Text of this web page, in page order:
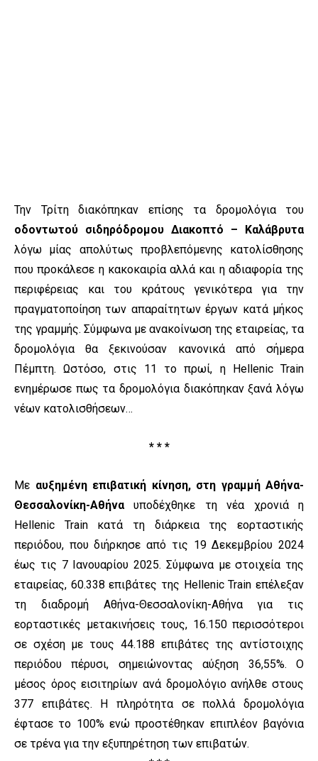
Την Τρίτη διακόπηκαν επίσης τα δρομολόγια του
οδοντωτού σιδηρόδρομου Διακοπτό – Καλάβρυτα
λόγω μίας απολύτως προβλεπόμενης κατολίσθησης
που προκάλεσε η κακοκαιρία αλλά και η αδιαφορία της
περιφέρειας και του κράτους γενικότερα για την
πραγματοποίηση των απαραίτητων έργων κατά μήκος
της γραμμής. Σύμφωνα με ανακοίνωση της εταιρείας, τα
δρομολόγια θα ξεκινούσαν κανονικά από σήμερα
Πέμπτη. Ωστόσο, στις 11 το πρωί, η Hellenic Train
ενημέρωσε πως τα δρομολόγια διακόπηκαν ξανά λόγω
νέων κατολισθήσεων…
* * *
Με αυξημένη επιβατική κίνηση, στη γραμμή Αθήνα-
Θεσσαλονίκη-Αθήναυποδέχθηκε τη νέα χρονιά η
Hellenic Train κατά τη διάρκεια της εορταστικής
περιόδου, που διήρκησε από τις 19 Δεκεμβρίου 2024
έως τις 7 Ιανουαρίου 2025. Σύμφωνα με στοιχεία της
εταιρείας, 60.338 επιβάτες της Hellenic Train επέλεξαν
τη διαδρομή Αθήνα-Θεσσαλονίκη-Αθήνα για τις
εορταστικές μετακινήσεις τους, 16.150 περισσότεροι
σε σχέση με τους 44.188 επιβάτες της αντίστοιχης
περιόδου πέρυσι, σημειώνοντας αύξηση 36,55%. Ο
μέσος όρος εισιτηρίων ανά δρομολόγιο ανήλθε στους
377 επιβάτες. Η πληρότητα σε πολλά δρομολόγια
έφτασε το 100% ενώ προστέθηκαν επιπλέον βαγόνια
σε τρένα για την εξυπηρέτηση των επιβατών.